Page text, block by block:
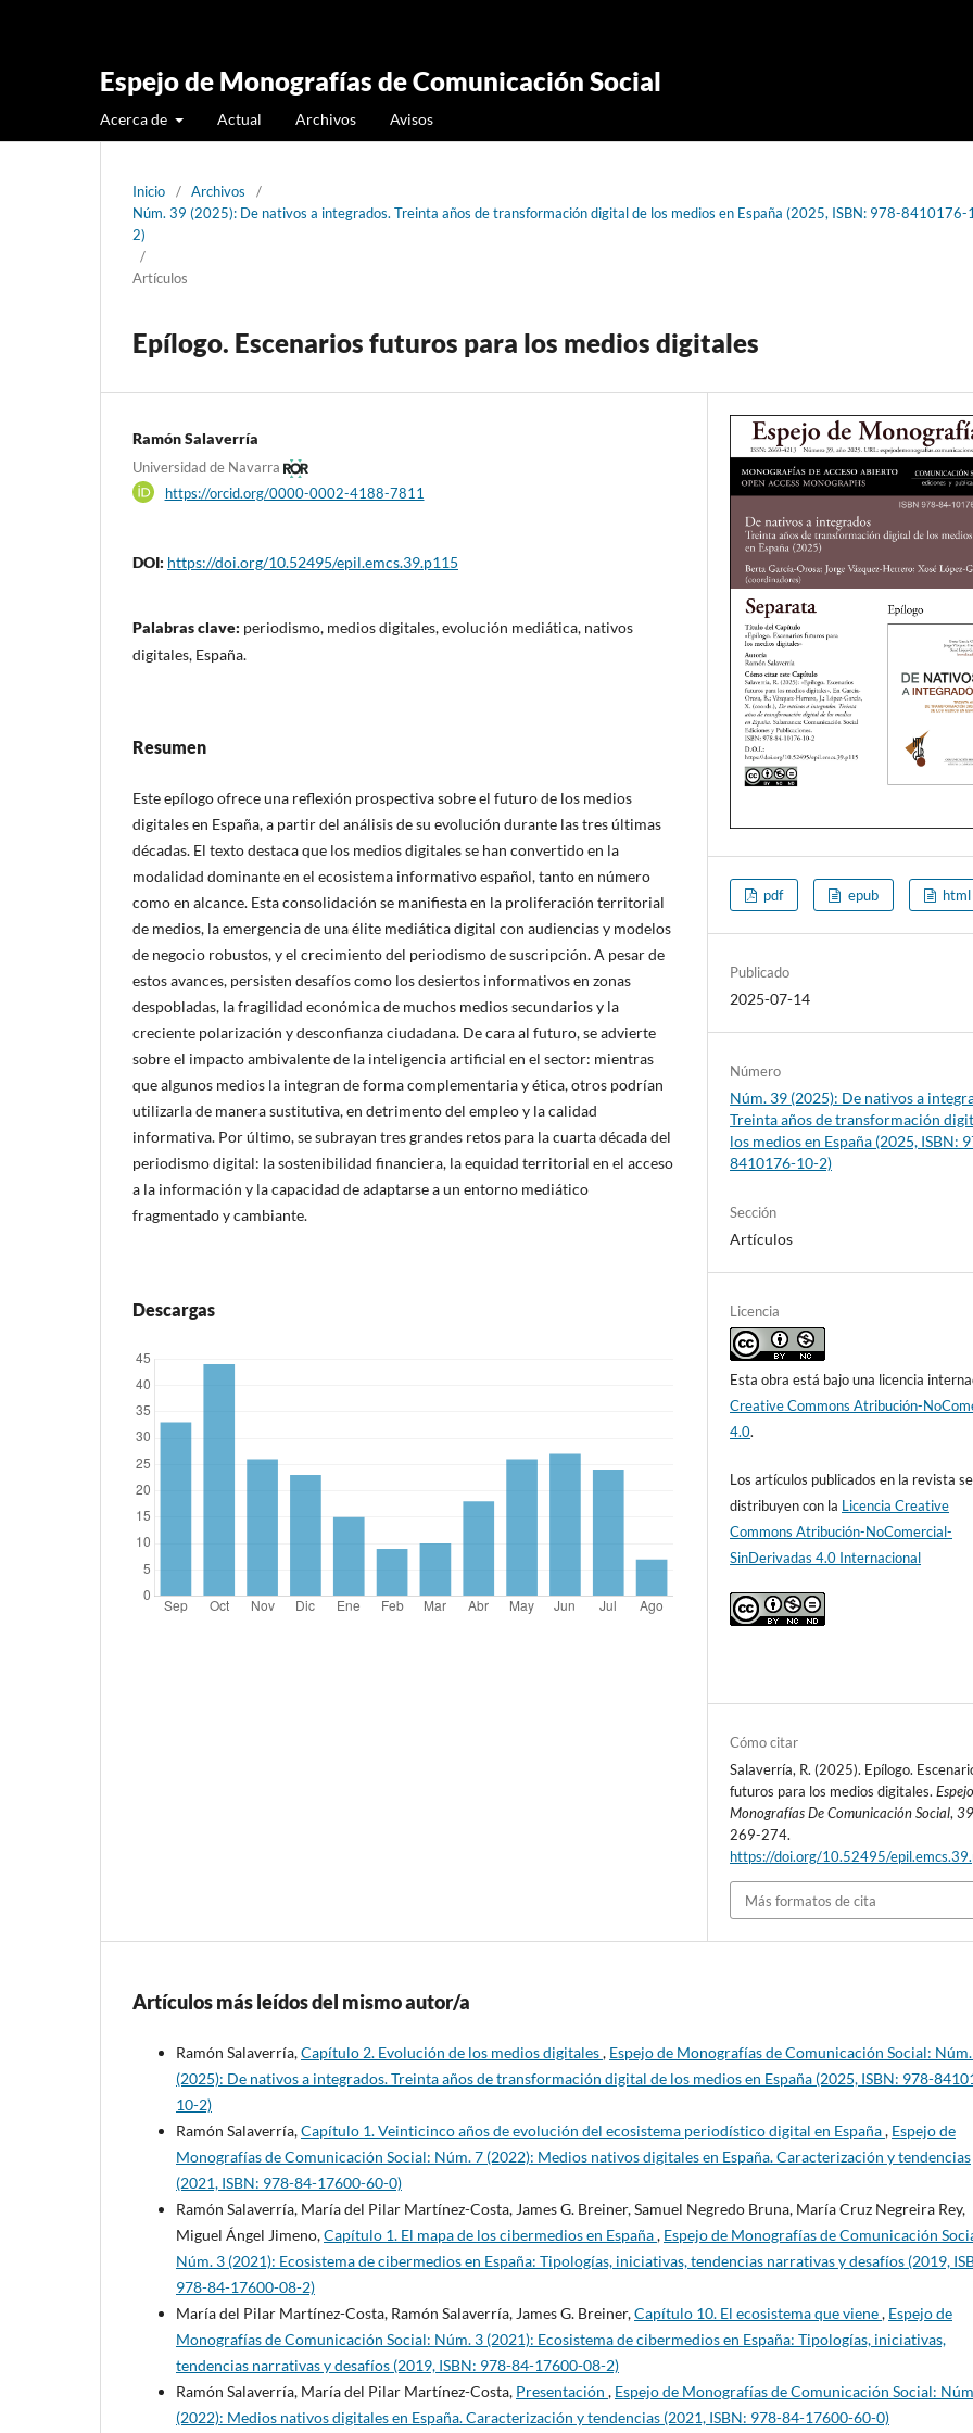
Espejo de Monografías de Comunicación Social
Acerca de Actual Archivos Avisos
Inicio / Archivos
/
Núm. 39 (2025): De nativos a integrados. Treinta años de transformación digital de los medios en España (2025, ISBN: 978-8410176-
2)
/
Artículos
Epílogo. Escenarios futuros para los medios digitales
Ramón Salaverría
Universidad de Navarra
https://orcid.org/0000-0002-4188-7811
DOI: https://doi.org/10.52495/epil.emcs.39.p115
Palabras clave: periodismo, medios digitales, evolución mediática, nativos
digitales, España.
Resumen
Este epílogo ofrece una reflexión prospectiva sobre el futuro de los medios
digitales en España, a partir del análisis de su evolución durante las tres últimas
décadas. El texto destaca que los medios digitales se han convertido en la
modalidad dominante en el ecosistema informativo español, tanto en número
como en alcance. Esta consolidación se manifiesta en la proliferación territorial
de medios, la emergencia de una élite mediática digital con audiencias y modelos
de negocio robustos, y el crecimiento del periodismo de suscripción. A pesar de
estos avances, persisten desafíos como los desiertos informativos en zonas
despobladas, la fragilidad económica de muchos medios secundarios y la
creciente polarización y desconfianza ciudadana. De cara al futuro, se advierte
sobre el impacto ambivalente de la inteligencia artificial en el sector: mientras
que algunos medios la integran de forma complementaria y ética, otros podrían
utilizarla de manera sustitutiva, en detrimento del empleo y la calidad
informativa. Por último, se subrayan tres grandes retos para la cuarta década del
periodismo digital: la sostenibilidad financiera, la equidad territorial en el acceso
a la información y la capacidad de adaptarse a un entorno mediático
fragmentado y cambiante.
Descargas
pdf epub html
Publicado
2025-07-14
Número
Núm. 39 (2025): De nativos a
Treinta años de transformación
los medios en España (2025, ISBN:
8410176-10-2)
Sección
Artículos
Licencia
Esta obra está bajo una licencia
Creative Commons Atribución-
4.0.
Los artículos publicados en la revista se
distribuyen con la Licencia Creative
Commons Atribución-NoComercial-
SinDerivadas 4.0 Internacional
Cómo citar
Salaverría, R. (2025). Epílogo.
futuros para los medios digitales.
Monografías De Comunicación Social,
269-274.
https://doi.org/10.52495/
Más formatos de cita
Artículos más leídos del mismo autor/a
Ramón Salaverría,Capítulo 2. Evolución de los medios digitales, Espejo de Monografías de Comunicación Social:
(2025): De nativos a integrados. Treinta años de transformación digital de los medios en España (2025, ISBN: 978-
10-2)
Ramón Salaverría,Capítulo 1. Veinticinco años de evolución del ecosistema periodístico digital en España, Espejo de
Monografías de Comunicación Social: Núm. 7 (2022): Medios nativos digitales en España. Caracterización y tendencias
(2021, ISBN: 978-84-17600-60-0)
Ramón Salaverría, María del Pilar Martínez-Costa, James G. Breiner, Samuel Negredo Bruna, María Cruz Negreira Rey,
Miguel Ángel Jimeno,Capítulo 1. El mapa de los cibermedios en España, Espejo de Monografías de Comunicación
Núm. 3 (2021): Ecosistema de cibermedios en España: Tipologías, iniciativas, tendencias narrativas y desafíos (2019,
978-84-17600-08-2)
María del Pilar Martínez-Costa, Ramón Salaverría, James G. Breiner,Capítulo 10. El ecosistema que viene, Espejo de
Monografías de Comunicación Social: Núm. 3 (2021): Ecosistema de cibermedios en España: Tipologías, iniciativas,
tendencias narrativas y desafíos (2019, ISBN: 978-84-17600-08-2)
Ramón Salaverría, María del Pilar Martínez-Costa, Presentación , Espejo de Monografías de Comunicación Social:
(2022): Medios nativos digitales en España. Caracterización y tendencias (2021, ISBN: 978-84-17600-60-0)